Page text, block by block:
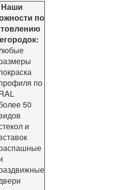
Наши
по
по
50
и